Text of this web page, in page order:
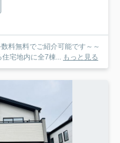
料無料でご紹介可能です～～
宅地内に全7棟... もっと見る